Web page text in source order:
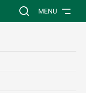
Vyhledávání na
MENU